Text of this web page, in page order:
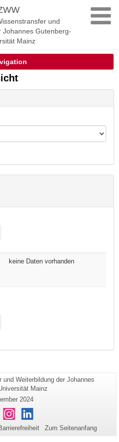
und
Johannes Gutenberg-
Mainz
keine Daten vorhanden
Zusätzliche
Informationen
zu
dieser
Seite
Weiterbildung der Johannes
Mainz
2024
InstagramLinkedIn
Zum Seitenanfang